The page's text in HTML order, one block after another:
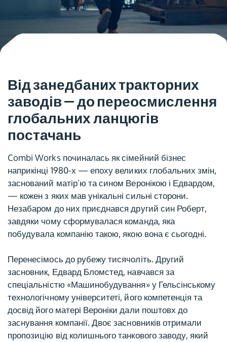
Від занедбаних тракторних
заводів — до переосмислення
глобальних ланцюгів
постачань
Combi Works починалась як сімейний бізнес
наприкінці 1980-х — епоху великих глобальних змін,
заснований матір’ю та сином Веронікою і Едвардом,
— кожен з яких мав унікальні сильні сторони.
Незабаром до них приєднався другий син Роберт,
завдяки чому сформувалася команда, яка
побудувала компанію такою, якою вона є сьогодні.
Перенесімось до рубежу тисячоліть. Другий
засновник, Едвард Бломстед, навчався за
спеціальністю «Машинобудування» у Гельсінському
технологічному університеті, його компетенція та
досвід його матері Вероніки дали поштовх до
заснування компанії. Двоє засновників отримали
пропозицію від колишнього танкового заводу, який